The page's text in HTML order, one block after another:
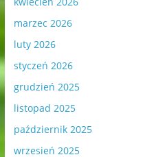
marzec 2026
luty 2026
styczeń 2026
grudzień 2025
listopad 2025
październik 2025
wrzesień 2025